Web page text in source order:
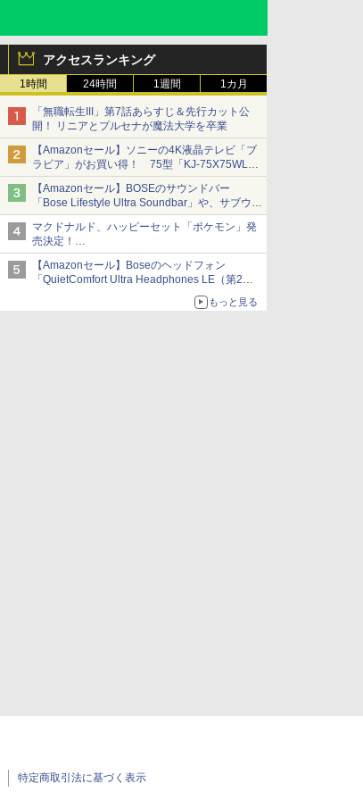
アクセスランキング
1時間 24時間 1週間 1カ月
「無職転生III」第7話あらすじ＆先行カット公
開！ リニアとプルセナが魔法大学を卒業
【Amazonセール】ソニーの4K液晶テレビ「ブ
ラビア」がお買い得！ 75型「KJ-75X75WL」
などラインナップ
【Amazonセール】BOSEのサウンドバー
「Bose Lifestyle Ultra Soundbar」や、サブウー
ファー「Bose Lifestyle Ultra Subwoofer」など
お買い得！
マクドナルド、ハッピーセット「ポケモン」発
売決定！
ポケモン30周年記念で30匹が大集合
【Amazonセール】Boseのヘッドフォン
「QuietComfort Ultra Headphones LE（第2世
イマーシブオーディオで臨場感ある音楽体験が
もっと見る
特定商取引法に基づく表示